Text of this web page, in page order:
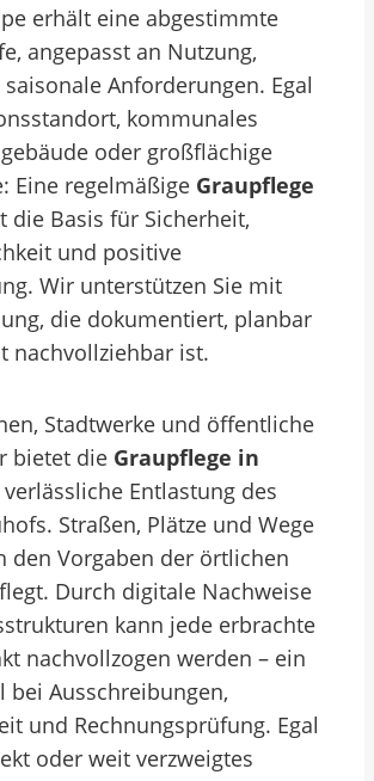
erhält eine abgestimmte
angepasst an Nutzung,
Anforderungen. Egal
kommunales
oder großflächige
Eine regelmäßige Graupflege
die Basis für Sicherheit,
und positive
Wir unterstützen Sie mit
die dokumentiert, planbar
nachvollziehbar ist.
Stadtwerke und öffentliche
bietet die Graupflege in
Entlastung des
Straßen, Plätze und Wege
den Vorgaben der örtlichen
Durch digitale Nachweise
kann jede erbrachte
nachvollzogen werden – ein
bei Ausschreibungen,
und Rechnungsprüfung. Egal
oder weit verzweigtes